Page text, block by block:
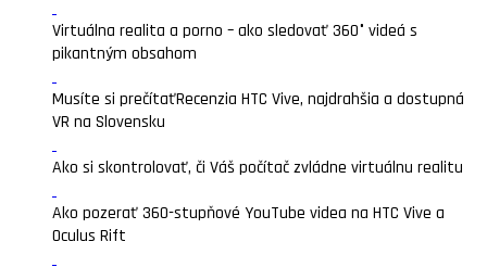
Virtuálna realita a porno – ako sledovať 360° videá s
pikantným obsahom
Musíte si prečítaťRecenzia HTC Vive, najdrahšia a dostupná
VR na Slovensku
Ako si skontrolovať, či Váš počítač zvládne virtuálnu realitu
Ako pozerať 360-stupňové YouTube videa na HTC Vive a
Oculus Rift